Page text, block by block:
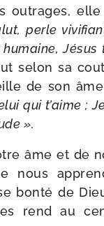
outrages,
perle
Jésus
selon sa
de son
qui t’aime ;
».
âme et de
nous
bon­té de
rend au